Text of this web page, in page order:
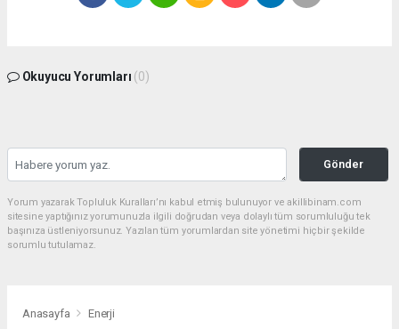
Okuyucu Yorumları (0)
Gönder
Yorum yazarak Topluluk Kuralları’nı kabul etmiş bulunuyor ve akillibinam.com
sitesine yaptığınız yorumunuzla ilgili doğrudan veya dolaylı tüm sorumluluğu tek
başınıza üstleniyorsunuz. Yazılan tüm yorumlardan site yönetimi hiçbir şekilde
sorumlu tutulamaz.
Anasayfa Enerji